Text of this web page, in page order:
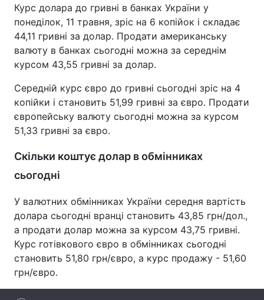
Головна Війна
Україна Політика
Економіка Світ
Спорт Наука
Техно і зв'язок Лайт
Екологія Регіони
Лонгріди
Відео з Youtube
Курс долара до гривні в банках України у
понеділок, 11 травня, зріс на 6 копійок і складає
44,11 гривні за долар. Продати американську
валюту в банках сьогодні можна за середнім
курсом 43,55 гривні за долар.
Середній курс євро до гривні сьогодні зріс на 4
копійки і становить 51,99 гривні за євро. Продати
європейську валюту сьогодні можна за курсом
51,33 гривні за євро.
Скільки коштує долар в обмінниках
сьогодні
У валютних обмінниках України середня вартість
долара сьогодні вранці становить 43,85 грн/дол.,
а продати долар можна за курсом 43,75 гривні.
Курс готівкового євро в обмінниках сьогодні
становить 51,80 грн/євро, а курс продажу - 51,60
грн/євро.